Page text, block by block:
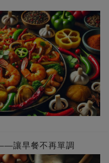
讓早餐不再單調